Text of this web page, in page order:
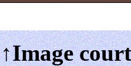
↑Image